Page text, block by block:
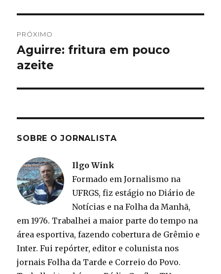
PRÓXIMO
Próximo
post:
Aguirre: fritura em pouco
azeite
SOBRE O JORNALISTA
Ilgo Wink
Formado em Jornalismo na
UFRGS, fiz estágio no Diário de
Notícias e na Folha da Manhã,
em 1976. Trabalhei a maior parte do tempo na
área esportiva, fazendo cobertura de Grêmio e
Inter. Fui repórter, editor e colunista nos
jornais Folha da Tarde e Correio do Povo.